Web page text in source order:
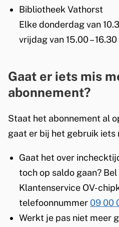
Bibliotheek Vathorst
Elke donderdag van
vrijdag van 15.00 –
Gaat er iets mis
abonnement?
Staat het abonnement al
gaat er bij het gebruik iets
Gaat het over
toch op saldo gaan?
Klantenservice OV-
telefoonnummer09 00
Werkt je pas niet meer